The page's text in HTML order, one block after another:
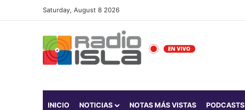
Saturday, August 8 2026
INICIO NOTICIAS NOTAS MÁS VISTAS PODCASTS